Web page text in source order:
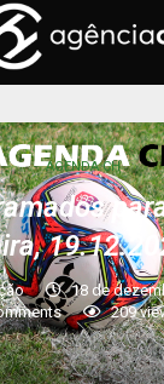
AGENDA CH
18 de
209